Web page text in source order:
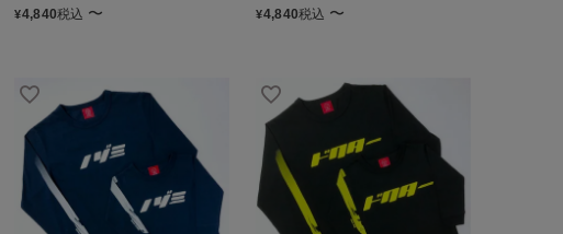
¥4,840税込 〜 ¥4,840税込 〜